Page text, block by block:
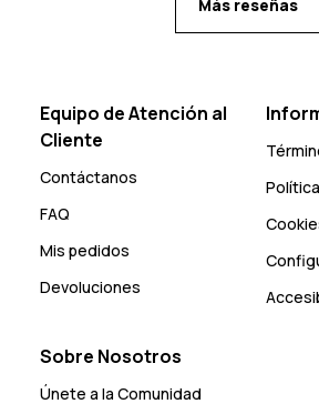
Más reseñas
Equipo de Atención al
Cliente
Contáctanos
FAQ
Mis pedidos
Devoluciones
Sobre Nosotros
Únete a la Comunidad